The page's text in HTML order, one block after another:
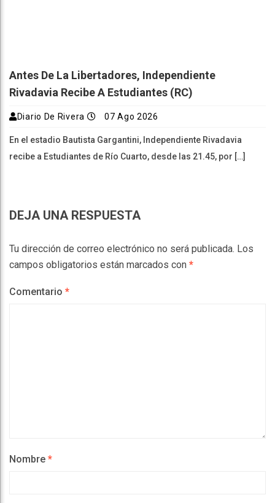
Antes De La Libertadores, Independiente
Rivadavia Recibe A Estudiantes (RC)
Diario De Rivera 07 Ago 2026
En el estadio Bautista Gargantini, Independiente Rivadavia
recibe a Estudiantes de Río Cuarto, desde las 21.45, por […]
DEJA UNA RESPUESTA
Tu dirección de correo electrónico no será publicada. Los
campos obligatorios están marcados con *
Comentario *
Nombre *